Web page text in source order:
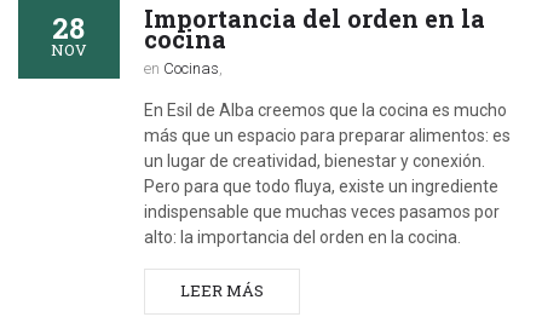
28
NOV
Importancia del orden en la
cocina
en Cocinas
En Esil de Alba creemos que la cocina es mucho
más que un espacio para preparar alimentos: es
un lugar de creatividad, bienestar y conexión.
Pero para que todo fluya, existe un ingrediente
indispensable que muchas veces pasamos por
alto: la importancia del orden en la cocina.
LEER MÁS